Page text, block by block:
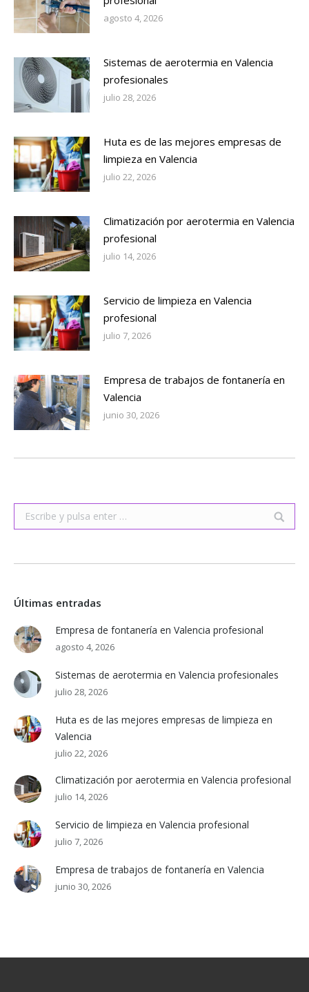
agosto 4, 2026
Sistemas de aerotermia en Valencia
profesionales
julio 28, 2026
Huta es de las mejores empresas de
limpieza en Valencia
julio 22, 2026
Climatización por aerotermia en Valencia
profesional
julio 14, 2026
Servicio de limpieza en Valencia
profesional
julio 7, 2026
Empresa de trabajos de fontanería en
Valencia
junio 30, 2026
Buscar:
Últimas entradas
Empresa de fontanería en Valencia profesional
agosto 4, 2026
Sistemas de aerotermia en Valencia profesionales
julio 28, 2026
Huta es de las mejores empresas de limpieza en
Valencia
julio 22, 2026
Climatización por aerotermia en Valencia profesional
julio 14, 2026
Servicio de limpieza en Valencia profesional
julio 7, 2026
Empresa de trabajos de fontanería en Valencia
junio 30, 2026